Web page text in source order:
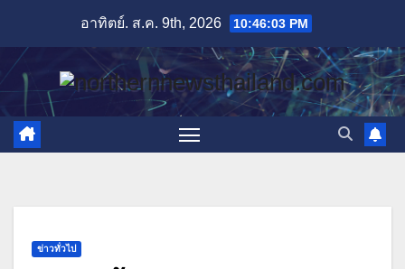
content
อาทิตย์. ส.ค. 9th, 2026 10:46:04 PM
ข่าวทั่วไป